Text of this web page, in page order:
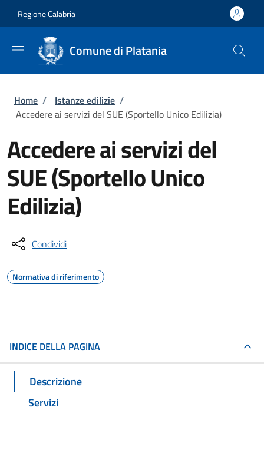
Regione Calabria
Comune di Platania
Briciole di pane
Home / Istanze edilizie /
Accedere ai servizi del SUE (Sportello Unico Edilizia)
Accedere ai servizi del
SUE (Sportello Unico
Edilizia)
Condividi
Normativa di riferimento
INDICE DELLA PAGINA
Descrizione
Servizi